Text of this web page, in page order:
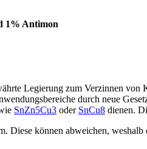
1% Antimon
Legierung zum Verzinnen
durch neue
SnZn5Cu3 oder SnCu8 dienen.
Diese können abweichen,